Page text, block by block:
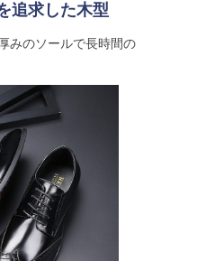
追求した木型
みのソールで長時間の